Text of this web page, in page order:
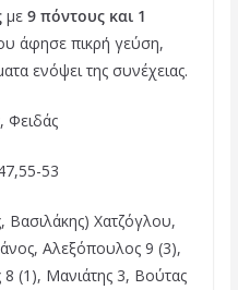
με 9 πόντους και 1
άφησε πικρή γεύση,
ενόψει της συνέχειας.
Φειδάς
53
Βασιλάκης) Χατζόγλου,
Αλεξόπουλος 9 (3),
8 (1), Μανιάτης 3, Βούτας